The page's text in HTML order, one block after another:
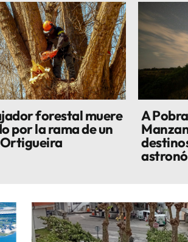
forestal muere
por la rama de un
A